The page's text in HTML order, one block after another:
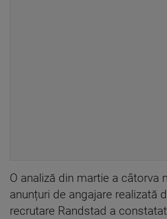
O analiză din martie a câtorva
anunțuri de angajare realizată
recrutare Randstad a